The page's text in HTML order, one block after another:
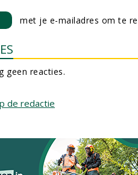
met je e-mailadres om te
geen reacties.
de redactie